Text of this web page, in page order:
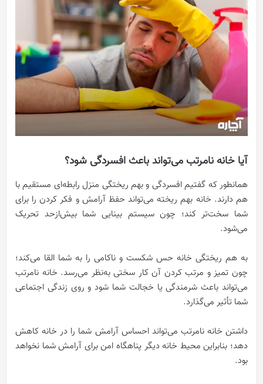
آیا خانه نامرتب می‌تواند باعث افسردگی شود؟
همانطور که گفتیم افسردگی و بهم ریختگی منزل رابطه‌ای مستقیم با
هم دارند. خانه بهم ریخته می‌تواند حفظ آرامش و فکر کردن را برای
شما سخت‌تر کند؛ چون سیستم بینایی شما بیش‌ازحد تحریک
می‌شود.
به هم ریختگی خانه حس شکست و ناکامی را به شما القا می‌کند؛
چون تمیز و مرتب کردن آن کار سختی به‌نظر می‌رسد. خانه نامرتب
می‌تواند باعث شرمندگی یا خجالت شما شود و روی زندگی اجتماعی
شما تأثیر می‌گذارد.
داشتن خانه نامرتب می‌تواند احساس آرامش شما را در خانه کاهش
دهد؛ بنابراین محیط خانه دیگر پناهگاه امن برای آرامش شما نخواهد
بود.